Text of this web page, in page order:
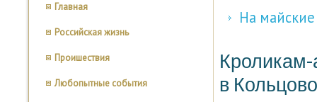
Главная
Российская жизнь
Проишествия
Любопытные события
На
Кроликам-
в Кольцово